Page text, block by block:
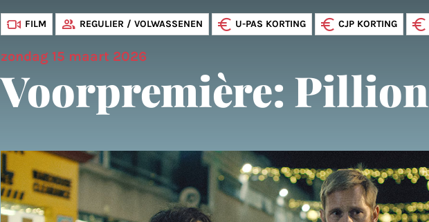
FILM REGULIER / VOLWASSENEN U-PAS KORTING CJP KORTING
zondag 15 maart 2026
Voorpremière: Pillion